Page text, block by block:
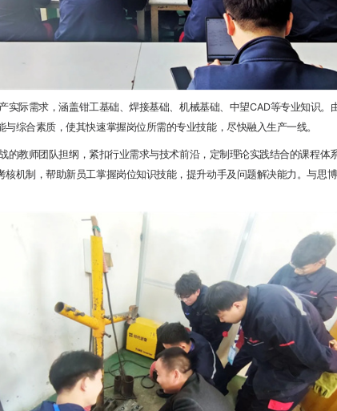
需求，涵盖钳工基础、焊接基础、机械基础、中望CAD等专业知识。
综合素质，使其快速掌握岗位所需的专业技能，尽快融入生产一线。
师团队担纲，紧扣行业需求与技术前沿，定制理论实践结合的课程体
机制，帮助新员工掌握岗位知识技能，提升动手及问题解决能力。与思